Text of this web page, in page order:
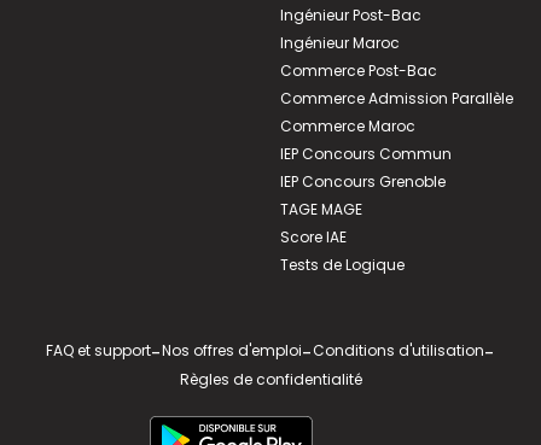
Ingénieur Post-Bac
Ingénieur Maroc
Commerce Post-Bac
Commerce Admission Parallèle
Commerce Maroc
IEP Concours Commun
IEP Concours Grenoble
TAGE MAGE
Score IAE
Tests de Logique
FAQ et support-Nos offres d'emploi-Conditions d'utilisation-
Règles de confidentialité